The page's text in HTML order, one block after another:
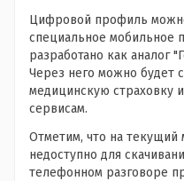
Цифровой профиль
специальное мобильное
разработано как аналог
Через него можно будет
медицинскую страховку
сервисам.
Отметим, что на
недоступно для
телефонном разговоре